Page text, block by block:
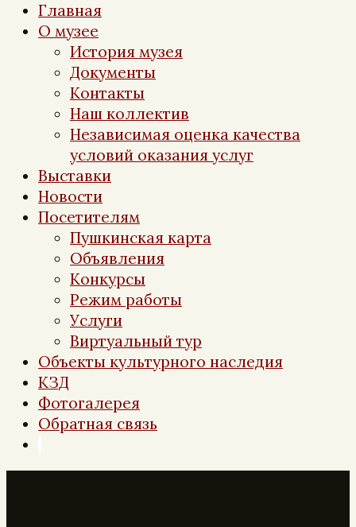
Главная
О музее
История музея
Документы
Контакты
Наш коллектив
Независимая оценка качества
условий оказания услуг
Выставки
Новости
Посетителям
Пушкинская карта
Объявления
Конкурсы
Режим работы
Услуги
Виртуальный тур
Объекты культурного наследия
КЗД
Фотогалерея
Обратная связь